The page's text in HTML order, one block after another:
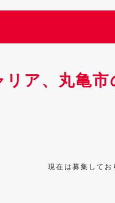
リア、丸亀
現在は募集してお